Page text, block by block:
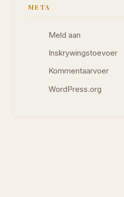
META
Meld aan
Inskrywingstoevoer
Kommentaarvoer
WordPress.org